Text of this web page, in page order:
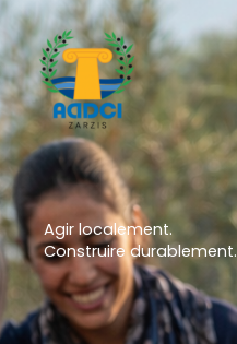
Aller
au
contenu
Agir localement.
Construire durablement.